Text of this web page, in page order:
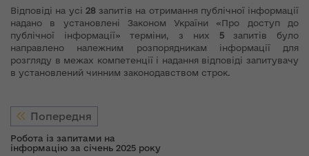
Відповіді на усі 28запитів на отримання публічної інформації
надано в установлені Законом України «Про доступ до
публічної інформації» терміни, з них
5запитів було
направлено належним розпорядникам інформації для
розгляду в межах компетенції і надання відповіді запитувачу
в установлений чинним законодавством строк.
Попередня
Робота із запитами на
інформацію за січень 2025 року